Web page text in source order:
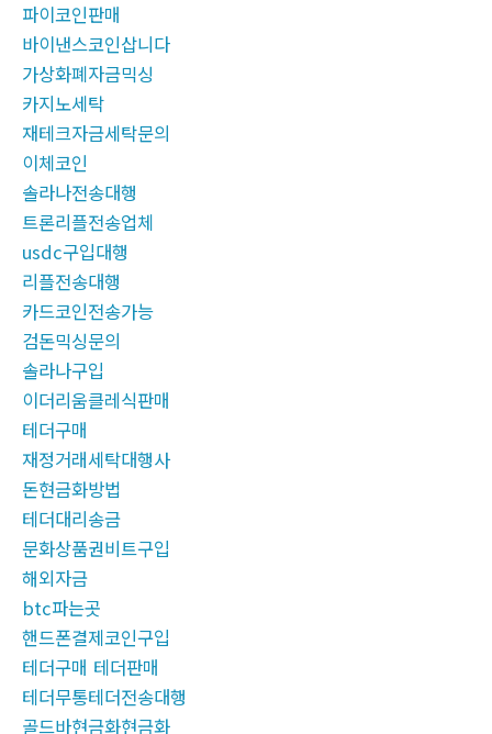
파이코인판매
바이낸스코인삽니다
가상화폐자금믹싱
카지노세탁
재테크자금세탁문의
이체코인
솔라나전송대행
트론리플전송업체
usdc구입대행
리플전송대행
카드코인전송가능
검돈믹싱문의
솔라나구입
이더리움클레식판매
테더구매
재정거래세탁대행사
돈현금화방법
테더대리송금
문화상품권비트구입
해외자금
btc파는곳
핸드폰결제코인구입
테더구매 테더판매
테더무통테더전송대행
골드바현금화현금화